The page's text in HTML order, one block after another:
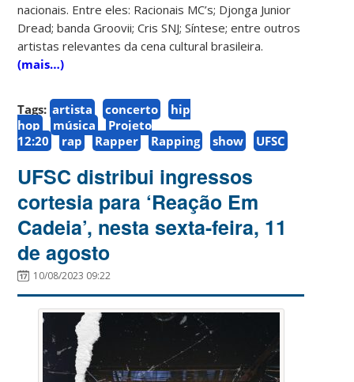
nacionais. Entre eles: Racionais MC’s; Djonga Junior
Dread; banda Groovii; Cris SNJ; Síntese; entre outros
artistas relevantes da cena cultural brasileira.
(mais…)
Tags: artista concerto
hip
hop
música
Projeto
12:20
rap Rapper Rapping show UFSC
UFSC distribui ingressos
cortesia para ‘Reação Em
Cadeia’, nesta sexta-feira, 11
de agosto
10/08/2023 09:22